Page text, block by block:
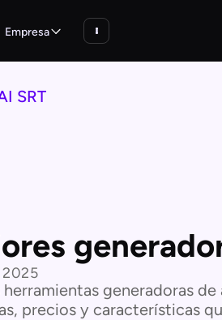
Empresa
SRT
2025
herramientas generadoras
precios y características